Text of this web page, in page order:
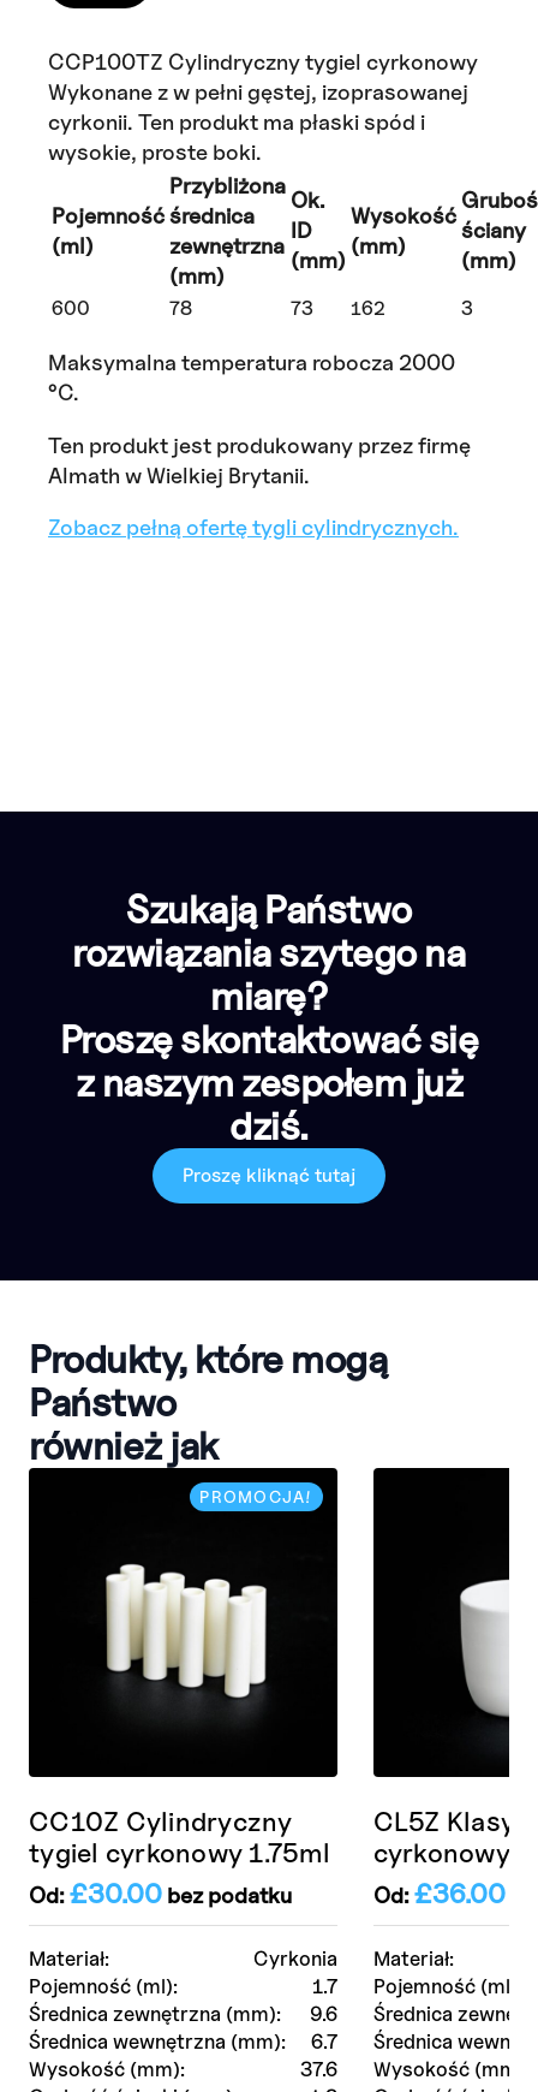
CCP100TZ Cylindryczny tygiel cyrkonowy
Wykonane z w pełni gęstej, izoprasowanej
cyrkonii. Ten produkt ma płaski spód i
wysokie, proste boki.
Pojemność
(ml)
Przybliżona
średnica
zewnętrzna
(mm)
Ok.
ID
(mm)
Wysokość
(mm)
ściany
(mm)
600 78 73 162 3
Maksymalna temperatura robocza 2000
°C.
Ten produkt jest produkowany przez firmę
Almath w Wielkiej Brytanii.
Zobacz pełną ofertę tygli cylindrycznych.
Szukają Państwo
rozwiązania szytego na
miarę?
Proszę skontaktować się
z naszym zespołem już
dziś.
Proszę kliknąć tutaj
Produkty, które mogą
Państwo
również jak
PROMOCJA!
Materiał:
Cyrkonia
Pojemność (ml):
1.7
Średnica zewnętrzna (mm):
9.6
Średnica wewnętrzna (mm):
6.7
Wysokość (mm):
37.6
CC10Z Cylindryczny
tygiel cyrkonowy 1.75ml
Od:£30.00 bez podatku
Materiał:
Pojemność (ml):
Średnica
Średnica
Wysokość (mm):
CL5Z
cyrkonowy
Od:£36.00